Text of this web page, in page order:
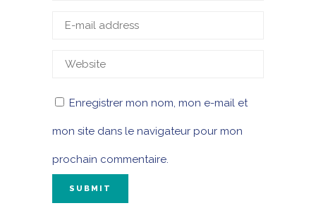
Enregistrer mon nom, mon e-mail et
mon site dans le navigateur pour mon
prochain commentaire.